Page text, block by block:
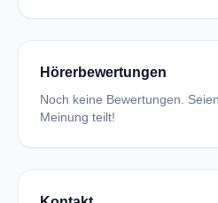
Hörerbewertungen
Noch keine Bewertungen.
Meinung teilt!